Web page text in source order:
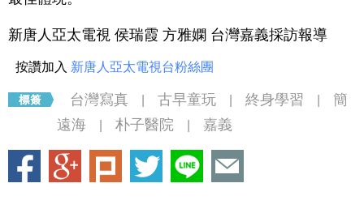
新唐人亞太電視 侯瑞霞 方雅嫻 台灣嘉義採訪報導
按讚加入 新唐人亞太電視台粉絲團
台灣寫真 古早童玩 終身學習
簡
遠海
朴子醫院 嘉義